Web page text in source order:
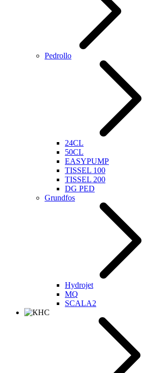
Pedrollo
24CL
50CL
EASYPUMP
TISSEL 100
TISSEL 200
DG PED
Grundfos
Hydrojet
MQ
SCALA2